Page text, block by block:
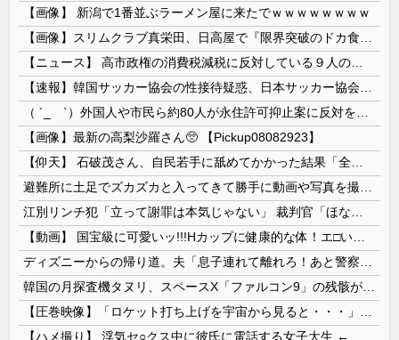
【画像】 新潟で1番並ぶラーメン屋に来たでｗｗｗｗｗｗｗｗ
【画像】最新の高梨沙羅さん🥺 【Pickup08082923】